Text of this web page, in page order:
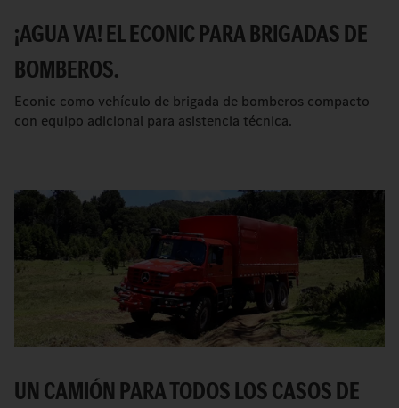
¡AGUA VA! EL ECONIC PARA BRIGADAS DE
BOMBEROS.
Econic como vehículo de brigada de bomberos compacto
con equipo adicional para asistencia técnica.
UN CAMIÓN PARA TODOS LOS CASOS DE